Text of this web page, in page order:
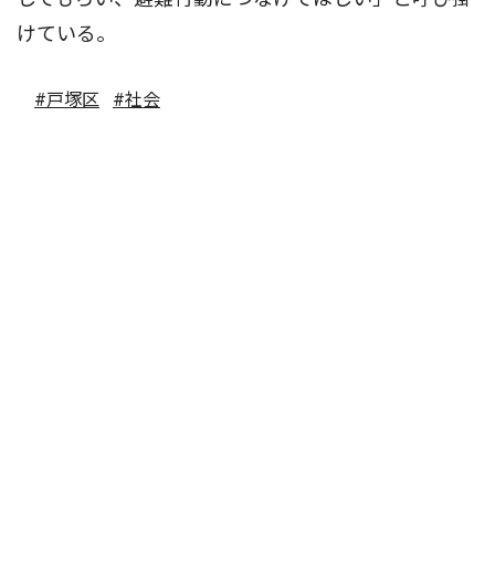
けている。
#戸塚区 #社会